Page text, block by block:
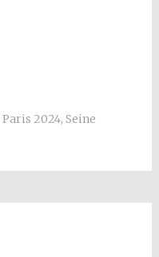
Paris 2024, Seine